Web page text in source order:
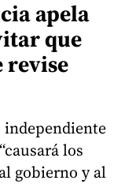
apela
que
revise
independiente
los
gobierno y al